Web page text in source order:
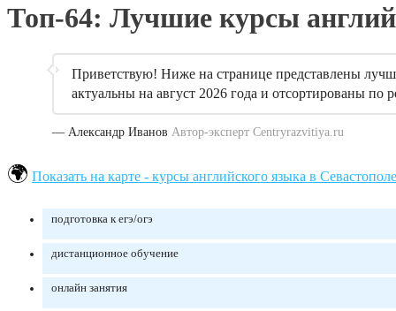
Топ-64: Лучшие курсы
Приветствую! Ниже на странице представлены
актуальны на август 2026 года и отсортированы по
— Александр Иванов Автор-эксперт Centryrazvitiya.ru
Показать на карте - курсы английского языка в Севастополе
подготовка к егэ/огэ
дистанционное обучение
онлайн занятия